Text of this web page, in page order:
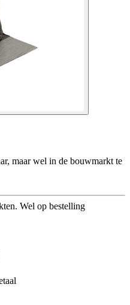
maar wel in de bouwmarkt te
Wel op bestelling